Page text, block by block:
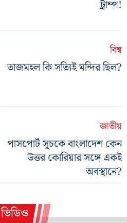
ট্রাম্প!
বিশ্ব
তাজমহল কি সত্যিই মন্দির ছিল?
জাতীয়
পাসপোর্ট সূচকে বাংলাদেশ কেন
উত্তর কোরিয়ার সঙ্গে একই
অবস্থানে?
ভিডিও